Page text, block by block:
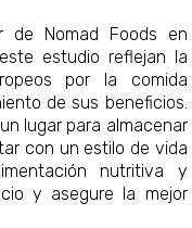
de Nomad Foods en
estudio reflejan la
por la comida
de sus beneficios.
lugar para almacenar
con un estilo de vida
nutritiva y
y asegure la mejor